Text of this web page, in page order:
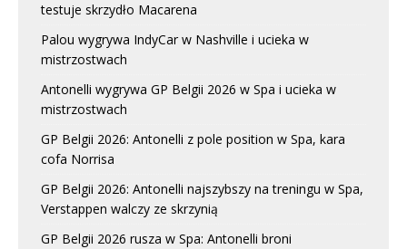
testuje skrzydło Macarena
Palou wygrywa IndyCar w Nashville i ucieka w
mistrzostwach
Antonelli wygrywa GP Belgii 2026 w Spa i ucieka w
mistrzostwach
GP Belgii 2026: Antonelli z pole position w Spa, kara
cofa Norrisa
GP Belgii 2026: Antonelli najszybszy na treningu w Spa,
Verstappen walczy ze skrzynią
GP Belgii 2026 rusza w Spa: Antonelli broni